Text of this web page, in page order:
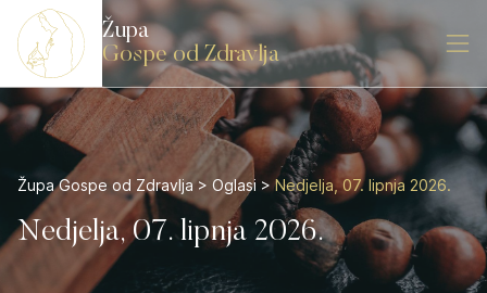
Župa
Gospe od Zdravlja
Župa Gospe od Zdravlja> Oglasi >Nedjelja, 07. lipnja 2026.
Nedjelja, 07. lipnja 2026.